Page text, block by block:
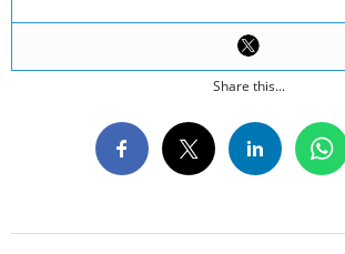
Share this...